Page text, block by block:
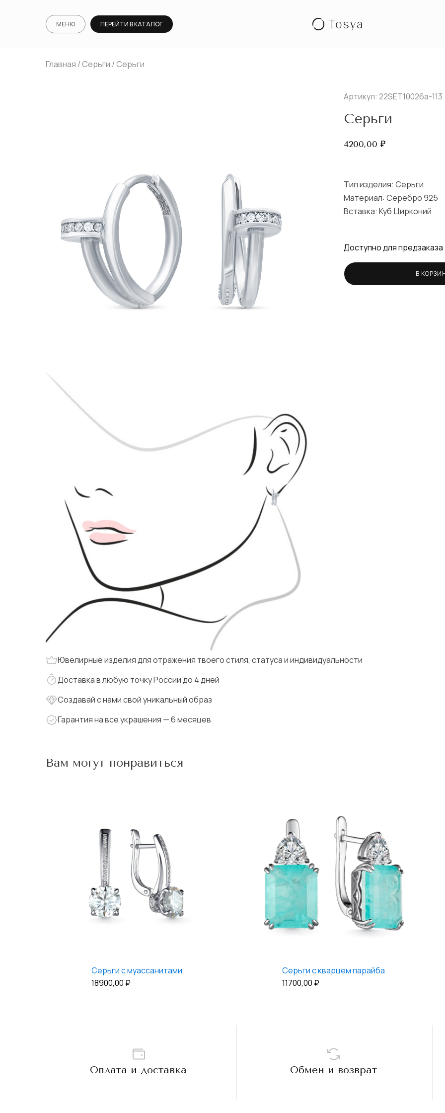
МЕНЮ ПЕРЕЙТИ В КАТАЛОГ
Главная / Серьги / Серьги
Артикул: 22SET10026a-113
Серьги
4200,00 ₽
Тип изделия: Серьги
Материал: Серебро 925
Вставка: Куб.Цирконий
Доступно для предзаказа
В
Ювелирные изделия для отражения твоего стиля, статуса и индивидуальности
Доставка в любую точку России до 4 дней
Создавай с нами свой уникальный образ
Гарантия на все украшения — 6 месяцев
Вам могут понравиться
Серьги с муассанитами
18900,00 ₽
Серьги c кварцем парайба
11700,00 ₽
Оплата и доставка Обмен и возврат